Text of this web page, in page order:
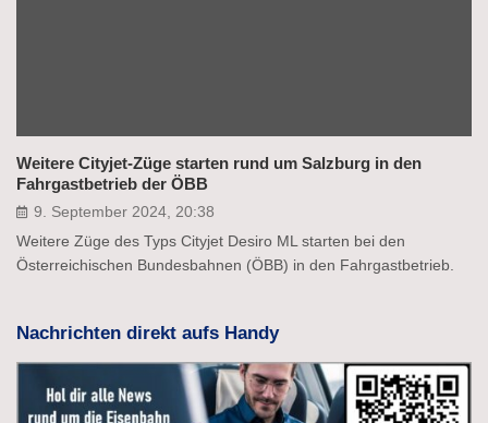
Weitere Cityjet-Züge starten rund um Salzburg in den
Fahrgastbetrieb der ÖBB
9. September 2024, 20:38
Weitere Züge des Typs Cityjet Desiro ML starten bei den
Österreichischen Bundesbahnen (ÖBB) in den Fahrgastbetrieb.
Nachrichten direkt aufs Handy